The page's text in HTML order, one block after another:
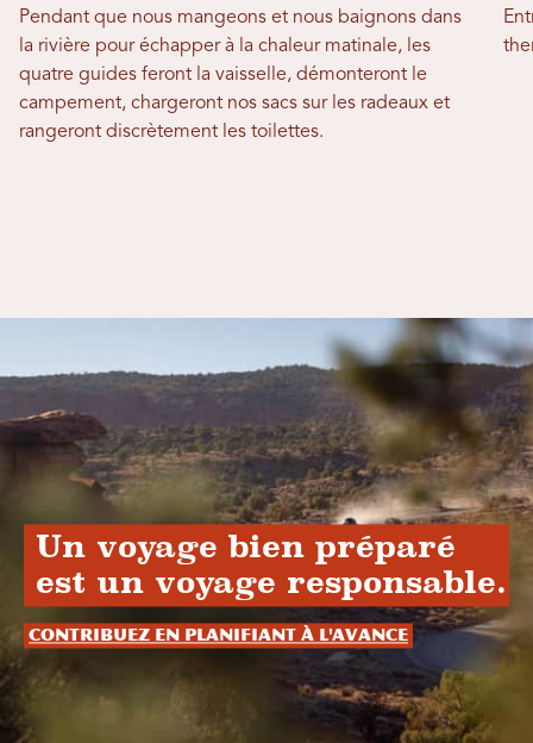
Pendant que nous mangeons et nous baignons dans
la rivière pour échapper à la chaleur matinale, les
quatre guides feront la vaisselle, démonteront le
campement, chargeront nos sacs sur les radeaux et
rangeront discrètement les toilettes.
Un voyage bien préparé
est un voyage responsable.
Contribuez en planifiant à l'avance